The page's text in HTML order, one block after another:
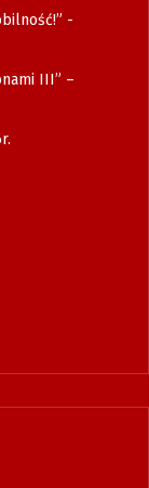
-
III” –